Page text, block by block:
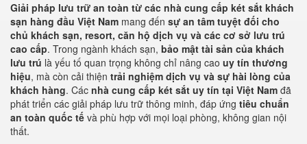
Giải pháp lưu trữ an toàn từ các nhà cung cấp két sắt khách
sạn hàng đầu Việt Nam mang đến sự an tâm tuyệt đối cho
chủ khách sạn, resort, căn hộ dịch vụ và các cơ sở lưu trú
cao cấp. Trong ngành khách sạn, bảo mật tài sản của khách
lưu trú là yếu tố quan trọng không chỉ nâng cao uy tín thương
hiệu, mà còn cải thiện trải nghiệm dịch vụ và sự hài lòng của
khách hàng. Các nhà cung cấp két sắt uy tín tại Việt Nam đã
phát triển các giải pháp lưu trữ thông minh, đáp ứng tiêu chuẩn
an toàn quốc tế và phù hợp với mọi loại phòng, không gian nội
thất.